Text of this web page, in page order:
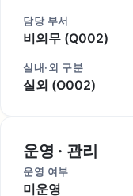
담당 부서
비의무 (Q002)
실내·외 구분
실외 (O002)
운영 · 관리
운영 여부
미운영